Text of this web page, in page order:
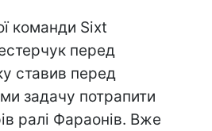
команди Sixt
перед
ставив перед
задачу потрапити
ралі Фараонів. Вже